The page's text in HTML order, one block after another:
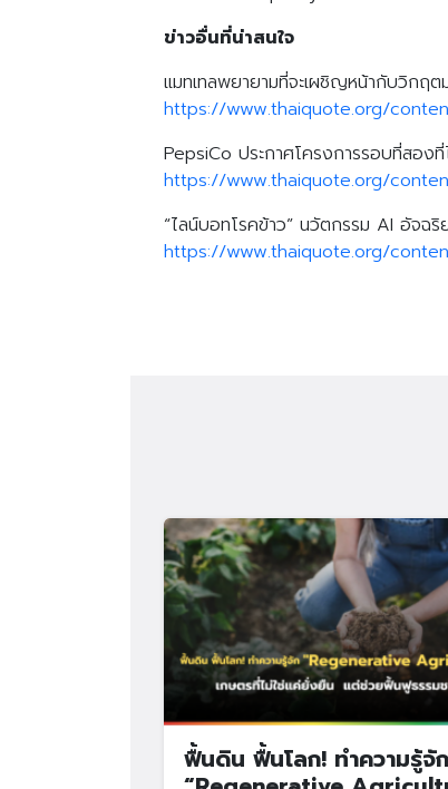
ข่าวอื่นที่น่าสนใจ
แมทเทลพยายามที่จะเผชิญหน้ากับวิกฤ
https://www.thaiquote.org/
PepsiCo ประกาศโครงการรอบที่สอ
https://www.thaiquote.org/
“ไลน์บอทโรคข้าว” นวัตกรรม AI อัจฉ
https://www.thaiquote.org/
ฟื้นดิน ฟื้นโลก! ทำความรู้จัก